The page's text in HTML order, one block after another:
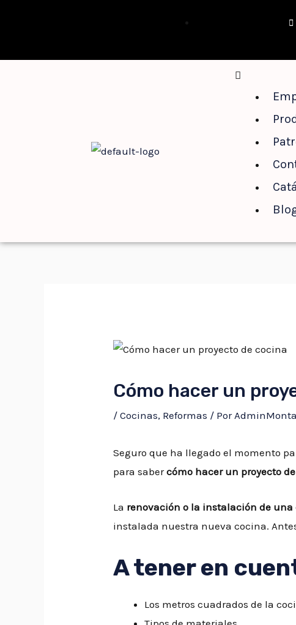
Cómo hacer un
/Cocinas, Reformas / Por
Seguro que ha llegado el momento
para sabercómo hacer un proyecto
La renovación o la instalación de una
instalada nuestra nueva cocina.
A tener en
Los metros cuadrados de la